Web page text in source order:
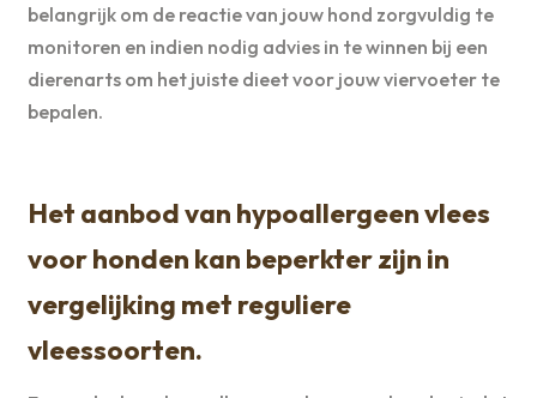
belangrijk om de reactie van jouw hond zorgvuldig te
monitoren en indien nodig advies in te winnen bij een
dierenarts om het juiste dieet voor jouw viervoeter te
bepalen.
Het aanbod van hypoallergeen vlees
voor honden kan beperkter zijn in
vergelijking met reguliere
vleessoorten.